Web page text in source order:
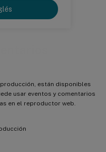
están disponibles
usar eventos y comentarios
en el reproductor web.